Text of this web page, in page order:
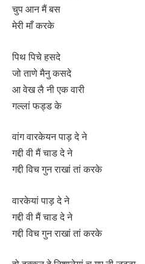
चुप आन मैं बस
मेरी माँ करके
पिथ पिचे हसदे
जो ताणे मैनु कसदे
आ वेख लै नी एक वारी
गल्लां फड्ड के
वांग वारकेयन पाड़ दे ने
गद्दी वी मैं चाड दे ने
गद्दी विच गुन राखां तां करके
वारकेयां पाड़ दे ने
गद्दी वी मैं चाड दे ने
गद्दी विच गुन राखां तां करके